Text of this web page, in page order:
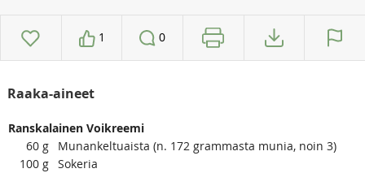
1 0
Raaka-aineet
Ranskalainen Voikreemi
60 g
Munankeltuaista (n. 172 grammasta munia, noin 3)
100 g Sokeria